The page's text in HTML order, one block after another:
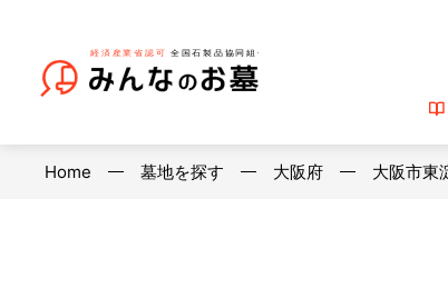
Home 墓地を探す 大阪府 大阪市東